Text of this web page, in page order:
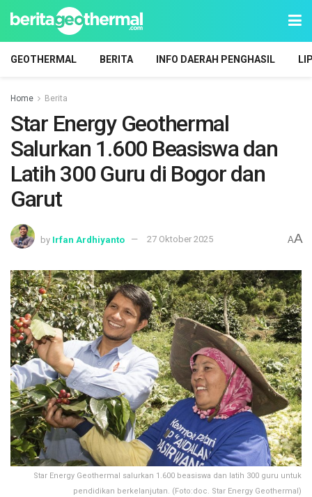
GEOTHERMAL BERITA INFO DAERAH PENGHASIL
Home Berita
Star Energy Geothermal
Salurkan 1.600 Beasiswa dan
Latih 300 Guru di Bogor dan
Garut
by Irfan Ardhiyanto 27 Oktober 2025 AA
Star Energy Geothermal salurkan 1.600 beasiswa dan latih 300 guru untuk
pendidikan berkelanjutan. (Foto:doc. Star Energy Geothermal)